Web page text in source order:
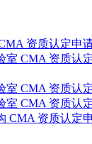
资质认定申
室 CMA 资质认
室 CMA 资质认
室 CMA 资质认
CMA 资质认定